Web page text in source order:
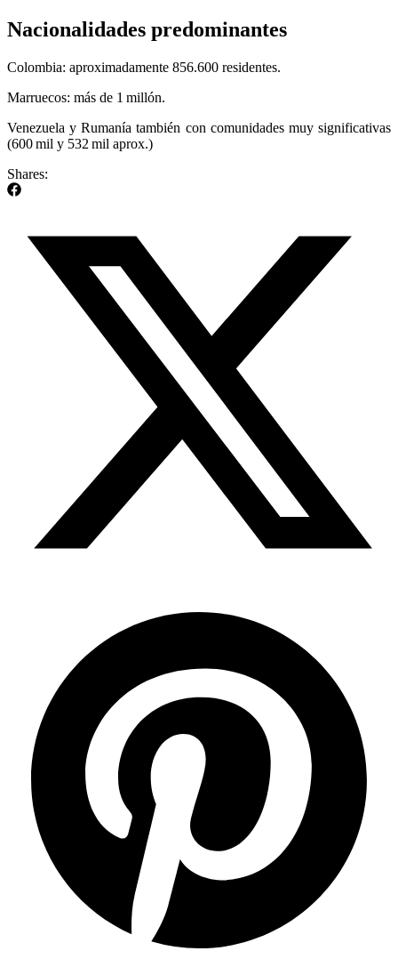
Nacionalidades predominantes
Colombia: aproximadamente 856.600 residentes.
Marruecos: más de 1 millón.
Venezuela y Rumanía también con comunidades muy significativas
(600 mil y 532 mil aprox.)
Shares: